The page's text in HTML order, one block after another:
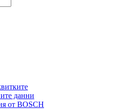
данни
от BOSCH